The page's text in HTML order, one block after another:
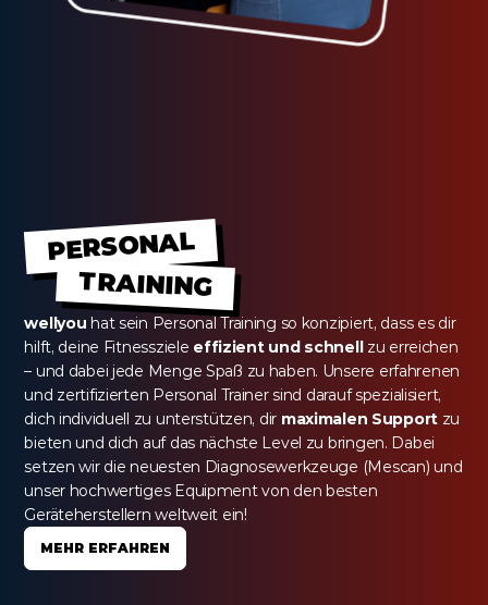
PERSONAL
TRAINING
wellyou hat sein Personal Training so konzipiert, dass es dir
hilft, deine Fitnessziele effizient und schnell zu erreichen
– und dabei jede Menge Spaß zu haben. Unsere erfahrenen
und zertifizierten Personal Trainer sind darauf spezialisiert,
dich individuell zu unterstützen, dir maximalen Support zu
bieten und dich auf das nächste Level zu bringen. Dabei
setzen wir die neuesten Diagnosewerkzeuge (Mescan) und
unser hochwertiges Equipment von den besten
Geräteherstellern weltweit ein!
MEHR ERFAHREN